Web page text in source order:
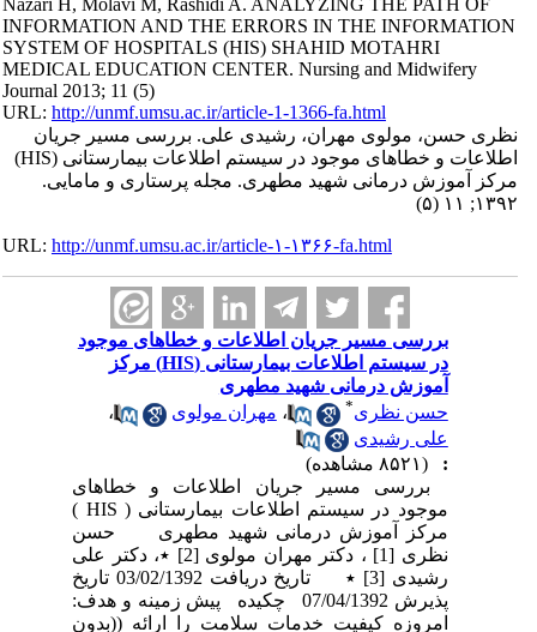
Nazari H, Molavi M, Rashidi A. ANALYZING THE PATH OF
INFORMATION AND THE ERRORS IN THE INFORMATION
SYSTEM OF HOSPITALS (HIS) SHAHID MOTAHRI
MEDICAL EDUCATION CENTER. Nursing and Midwifery
Journal 2013; 11 (5)
URL:http://unmf.umsu.ac.ir/article-1-1366-fa.html
نظری حسن، مولوی مهران، رشیدی علی. بررسی مسیر جریان
اطلاعات و خطاهای موجود در سیستم اطلاعات بیمارستانی (HIS)
مرکز آموزش درمانی شهید مطهری. مجله پرستاری و مامایی.
۱۳۹۲; ۱۱ (۵)
URL:http://unmf.umsu.ac.ir/article-۱-۱۳۶۶-fa.html
بررسی مسیر جریان اطلاعات و خطاهای موجود
در سیستم اطلاعات بیمارستانی (HIS) مرکز
آموزش درمانی شهید مطهری
حسن نظری* ،مهران مولوی
،
علی رشیدی
بررسی مسیر جریان اطلاعات و خطاهای
موجود در سیستم اطلاعات بیمارستانی ( HIS )
مرکز آموزش درمانی شهید مطهری حسن
نظری [1] ، دکتر مهران مولوی [2] ٭، دکتر علی
رشیدی [3] ٭ تاریخ دریافت 03/02/1392 تاریخ
پذیرش 07/04/1392 چکیده پیش زمینه و هدف:
امروزه کیفیت خدمات سلامت را ارائه ((بدون